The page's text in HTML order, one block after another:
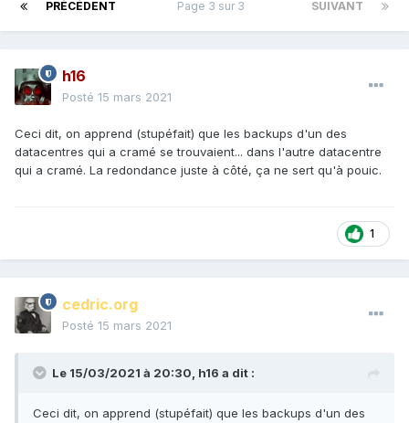
PRÉCÉDENT SUIVANT
Page 3 sur 3
h16
Posté 15 mars 2021
Ceci dit, on apprend (stupéfait) que les backups d'un des
datacentres qui a cramé se trouvaient... dans l'autre datacentre
qui a cramé. La redondance juste à côté, ça ne sert qu'à pouic.
1
cedric.org
Posté 15 mars 2021
Le 15/03/2021 à 20:30, h16 a dit :
Ceci dit, on apprend (stupéfait) que les backups d'un des